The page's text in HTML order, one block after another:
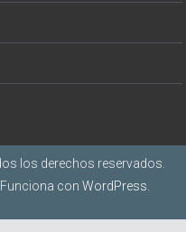
los derechos reservados.
con WordPress